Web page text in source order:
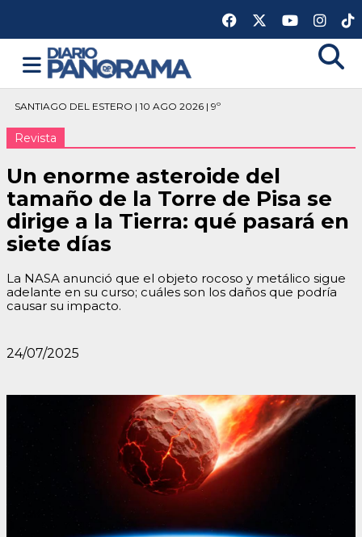
SANTIAGO DEL ESTERO | 10 AGO 2026 | 9º
Revista
Un enorme asteroide del
tamaño de la Torre de Pisa se
dirige a la Tierra: qué pasará en
siete días
La NASA anunció que el objeto rocoso y metálico sigue
adelante en su curso; cuáles son los daños que podría
causar su impacto.
24/07/2025